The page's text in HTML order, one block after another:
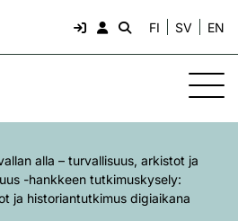
FI SV EN
alla – turvallisuus, arkistot ja
-hankkeen tutkimuskysely:
ja historiantutkimus digiaikana